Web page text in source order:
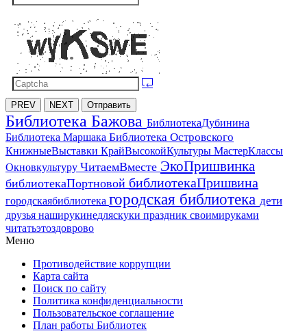
PREV NEXT Отправить
Библиотека Бажова БиблиотекаДубинина
Библиотека Маршака Библиотека Островского
КнижныеВыставки КрайВысокойКультуры МастерКлассы
Окновкультуру ЧитаемВместе ЭкоПришвинка
библиотекаПортновой библиотекаПришвина
городскаябиблиотека городская библиотека дети
друзья наширукинедляскуки праздник своимируками
читатьэтоздоврово
Меню
Противодействие коррупции
Карта сайта
Поиск по сайту
Политика конфиденциальности
Пользовательское соглашение
План работы Библиотек